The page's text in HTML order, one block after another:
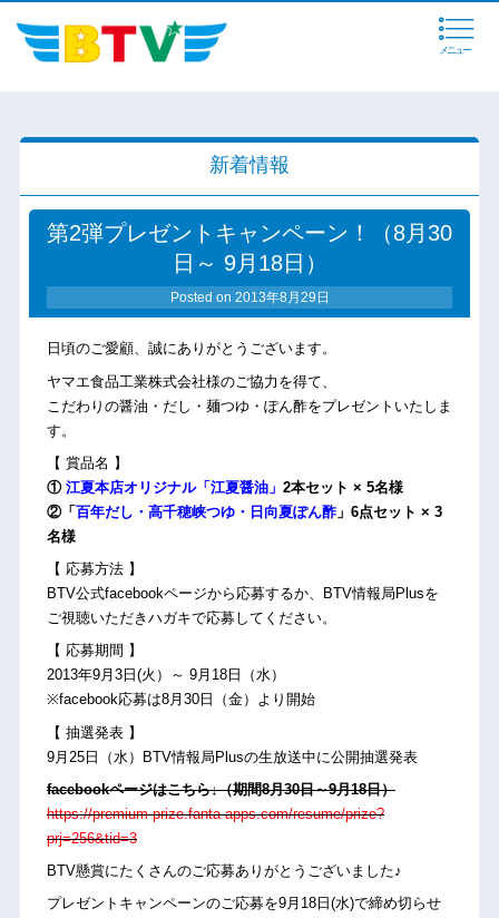
メニュー
新着情報
第2弾プレゼントキャンペーン！（8月30
日～ 9月18日）
Posted on 2013年8月29日
日頃のご愛顧、誠にありがとうございます。
ヤマエ食品工業株式会社様のご協力を得て、
こだわりの醤油・だし・麺つゆ・ぽん酢をプレゼントいたしま
す。
【 賞品名 】
① 江夏本店オリジナル「江夏醤油」 2本セット × 5名様
②「 百年だし・高千穂峡つゆ・日向夏ぽん酢」6点セット × 3
名様
【 応募方法 】
BTV公式facebookページから応募するか、BTV情報局Plusを
ご視聴いただきハガキで応募してください。
【 応募期間 】
2013年9月3日(火）～ 9月18日（水）
※facebook応募は8月30日（金）より開始
【 抽選発表 】
9月25日（水）BTV情報局Plusの生放送中に公開抽選発表
facebookページはこちら↓（期間8月30日～9月18日）
https://premium-prize.fanta-apps.com/resume/prize?
prj=256&tid=3
BTV懸賞にたくさんのご応募ありがとうございました♪
プレゼントキャンペーンのご応募を9月18日(水)で締め切らせ